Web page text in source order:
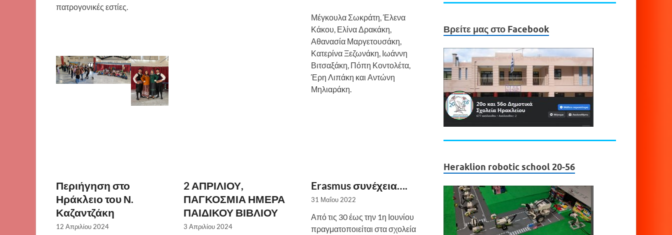
πατρογονικές εστίες.
Μέγκουλα Σωκράτη, Έλενα
Κάκου, Ελίνα Δρακάκη,
Αθανασία Μαργετουσάκη,
Κατερίνα Ξεζωνάκη, Ιωάννη
Βιτσαξάκη, Πόπη Κοντολέτα,
Έρη Λιπάκη και Αντώνη
Μηλιαράκη.
Περιήγηση στο
Ηράκλειο του Ν.
Καζαντζάκη
12 Απριλίου 2024
2 ΑΠΡΙΛΙΟΥ,
ΠΑΓΚΟΣΜΙΑ ΗΜΕΡΑ
ΠΑΙΔΙΚΟΥ ΒΙΒΛΙΟΥ
3 Απριλίου 2024
Erasmus συνέχεια….
31 Μαΐου 2022
Από τις 30 έως την 1η Ιουνίου
πραγματοποιείται στα σχολεία
Βρείτε μας στο Facebook
Heraklion robotic school 20-56